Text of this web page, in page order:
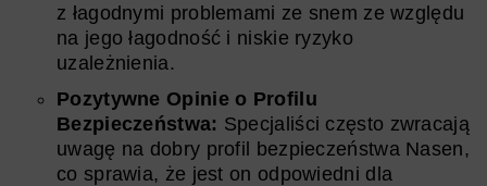
z łagodnymi problemami ze snem ze względu
na jego łagodność i niskie ryzyko
uzależnienia.
Pozytywne Opinie o Profilu
Bezpieczeństwa: Specjaliści często zwracają
uwagę na dobry profil bezpieczeństwa Nasen,
co sprawia, że jest on odpowiedni dla